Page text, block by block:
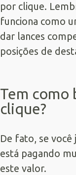
por clique.
funciona como
dar lances
posições de
Tem como
clique?
De fato, se você
está pagando
este valor.